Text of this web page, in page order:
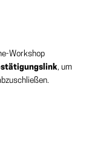
Workshop
, um